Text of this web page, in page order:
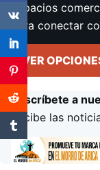
Espacios
para conectar
VER
Suscríbete a
Recibe las